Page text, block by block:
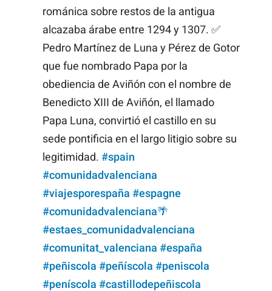
románica sobre restos de la antigua
alcazaba árabe entre 1294 y 1307. ✅
Pedro Martínez de Luna y Pérez de Gotor
que fue nombrado Papa por la
obediencia de Aviñón con el nombre de
Benedicto XIII de Aviñón, el llamado
Papa Luna, convirtió el castillo en su
sede pontificia en el largo litigio sobre su
legitimidad. #spain
#comunidadvalenciana
#viajesporespaña #espagne
#comunidadvalenciana🌴
#estaes_comunidadvalenciana
#comunitat_valenciana #españa
#peñiscola #peñíscola #peniscola
#peníscola #castillodepeñiscola